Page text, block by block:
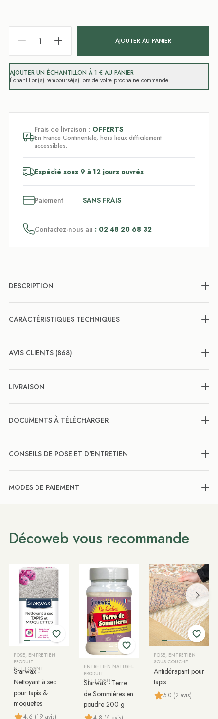
AJOUTER AU PANIER
AJOUTER UN ÉCHANTILLON À 1 € AU PANIER
Échantillon(s) remboursé(s) lors de votre prochaine commande
Frais de livraison : OFFERTS
En France Continentale, hors lieux difficilement
accessibles.
Expédié sous 9 à 12 jours ouvrés
Paiement SANS FRAIS
Contactez-nous au : 02 48 20 68 32
DESCRIPTION
CARACTÉRISTIQUES TECHNIQUES
AVIS CLIENTS (868)
LIVRAISON
DOCUMENTS À TÉLÉCHARGER
CONSEILS DE POSE ET D'ENTRETIEN
MODES DE PAIEMENT
Décoweb vous recommande
POSE, ENTRETIEN
PRODUIT
NETTOYANT
Starwax -
Nettoyant à sec
pour tapis &
moquettes
4.6 (19 avis)
ENTRETIEN NATUREL
PRODUIT
NETTOYANT
Starwax - Terre
de Sommières en
poudre 200 g
POSE, ENTRETIEN
SOUS COUCHE
Antidérapant pour
tapis
5.0 (2 avis)